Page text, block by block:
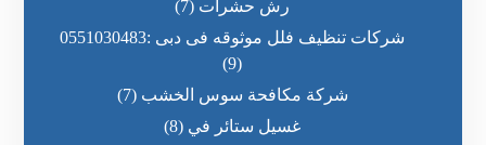
رش حشرات (7)
شركات تنظيف فلل موثوقه فى دبى :0551030483
(9)
شركة مكافحة سوس الخشب (7)
غسيل ستائر في (8)